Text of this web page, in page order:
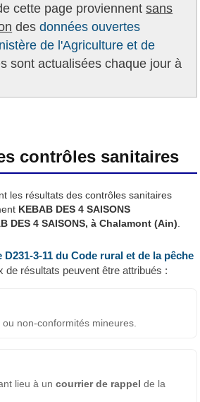
cette page proviennentsans
desdonnées ouvertes
de l'Agriculture et de
sont actualisées chaque jour à
contrôles sanitaires
les résultats des contrôles sanitaires
KEBAB DES 4 SAISONS
DES 4 SAISONS, à Chalamont (Ain)
D231-3-11 du Code rural et de la pêche
de résultats peuvent être attribués :
non-conformités mineures.
lieu à uncourrier de rappel de la